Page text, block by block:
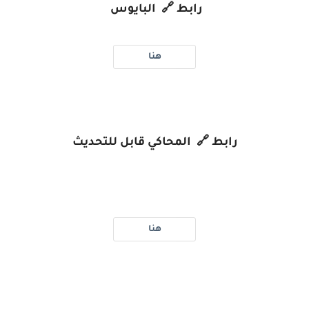
رابط 🔗 البايوس
هنا
رابط 🔗 المحاكي قابل للتحديث
هنا